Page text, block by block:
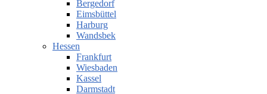
Bergedorf
Eimsbüttel
Harburg
Wandsbek
Hessen
Frankfurt
Wiesbaden
Kassel
Darmstadt